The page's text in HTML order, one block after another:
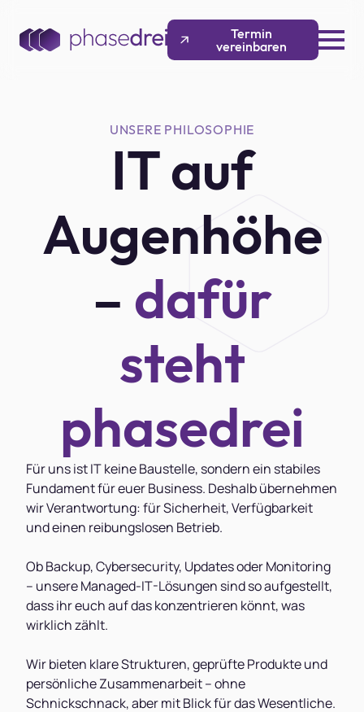
Termin
vereinbaren
UNSERE PHILOSOPHIE
IT auf
Augenhöhe
– dafür
steht
phasedrei
Für uns ist IT keine Baustelle, sondern ein stabiles
Fundament für euer Business. Deshalb übernehmen
wir Verantwortung: für Sicherheit, Verfügbarkeit
und einen reibungslosen Betrieb.
Ob Backup, Cybersecurity, Updates oder Monitoring
– unsere Managed-IT-Lösungen sind so aufgestellt,
dass ihr euch auf das konzentrieren könnt, was
wirklich zählt.
Wir bieten klare Strukturen, geprüfte Produkte und
persönliche Zusammenarbeit – ohne
Schnickschnack, aber mit Blick für das Wesentliche.